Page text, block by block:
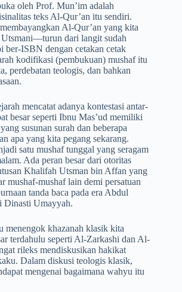
oleh Prof. Mun’im adalah
teks Al-Qur’an itu sendiri.
Al-Qur’an yang kita
dari langit sudah
ber-ISBN dengan cetakan cetak
kodifikasi (pembukuan) mushaf itu
perdebatan teologis, dan bahkan
mencatat adanya kontestasi antar-
besar seperti Ibnu Mas’ud memiliki
susunan surah dan beberapa
apa yang kita pegang sekarang.
satu mushaf tunggal yang seragam
Ada peran besar dari otoritas
Khalifah Utsman bin Affan yang
mushaf-mushaf lain demi persatuan
tanda baca pada era Abdul
Umayyah.
menengok khazanah klasik kita
terdahulu seperti Al-Zarkashi dan Al-
rileks mendiskusikan hakikat
Dalam diskusi teologis klasik,
mengenai bagaimana wahyu itu